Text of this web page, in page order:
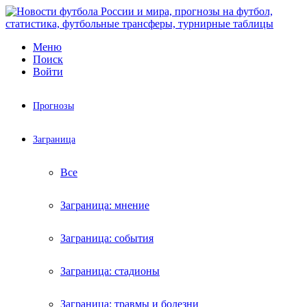
Меню
Поиск
Войти
Прогнозы
Заграница
Все
Заграница: мнение
Заграница: события
Заграница: стадионы
Заграница: травмы и болезни